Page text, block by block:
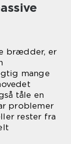
brædder, er
mange
tåle en
problemer
rester fra